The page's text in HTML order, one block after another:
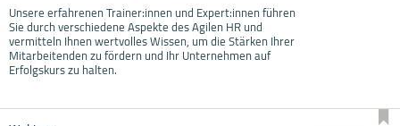
Unsere erfahrenen Trainer:innen und Expert:innen führen
Sie durch verschiedene Aspekte des Agilen HR und
vermitteln Ihnen wertvolles Wissen, um die Stärken Ihrer
Mitarbeitenden zu fördern und Ihr Unternehmen auf
Erfolgskurs zu halten.